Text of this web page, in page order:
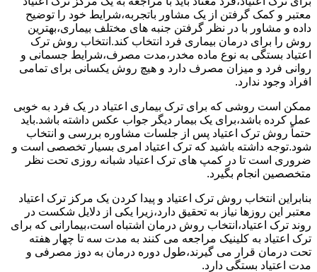
معتبر و کمک گرفتن از یک مشاور باتجربه،شرایط خود را توضیح
داده و مشاور با در نظر گرفتن جنبه های مختلف بیماری،بهترین
روش را برای درمان بیماری فرد انتخاب کند.انتخاب روش ترک
اعتیاد بستگی به نوع ماده مخدر،مدت مصرف،شرایط جسمانی و
روانی فرد و میزان مصرف دارد و هیچ روش یکسانی برای تمامی
افراد وجود ندارد.
ممکن است روشی که برای ترک بیماری اعتیاد در یک فرد به خوبی
عمل کرده باشد،برای یک بیمار دیگر جواب عکس داشته باشد.باید
حتماً روش ترک اعتیاد پس از جلسات مشاوره بررسی و انتخاب
شود.توجه داشته باشید که ترک اعتیاد امری بسیار تخصصی است و
ضروری است تا در کمپ های ترک اعتیاد شبانه روزی تحت نظر
متخصصین انجام بگیرد.
بنابراین انتخاب روش ترک اعتیاد و پیدا کردن یک مرکز ترک اعتیاد
معتبر این روزها نیاز به تحقیق دارد،زیرا یکی از دلایل شکست در
روند ترک اعتیاد،انتخاب روش درمان اشتباه است،بیمارانی که برای
ترک اعتیاد به کلینیک مراجعه می کنند به مدت سه تا چهار هفته
تحت درمان قرار می گیرند،طول دوره درمان به دوز مصرفی و
مدت اعتیاد بستگی دارد.